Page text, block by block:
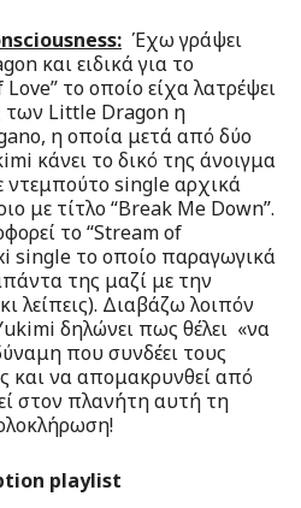
Έχω γράψει
και ειδικά για το
το οποίο είχα λατρέψει
των Little Dragon η
η οποία μετά από δύο
κάνει το δικό της άνοιγμα
ντεμπούτο single αρχικά
με τίτλο “Break Me Down”.
το “Stream of
single το οποίο παραγωγικά
της μαζί με την
λείπεις). Διαβάζω λοιπόν
δηλώνει πως θέλει «να
που συνδέει τους
και να απομακρυνθεί από
στον πλανήτη αυτή τη
playlist